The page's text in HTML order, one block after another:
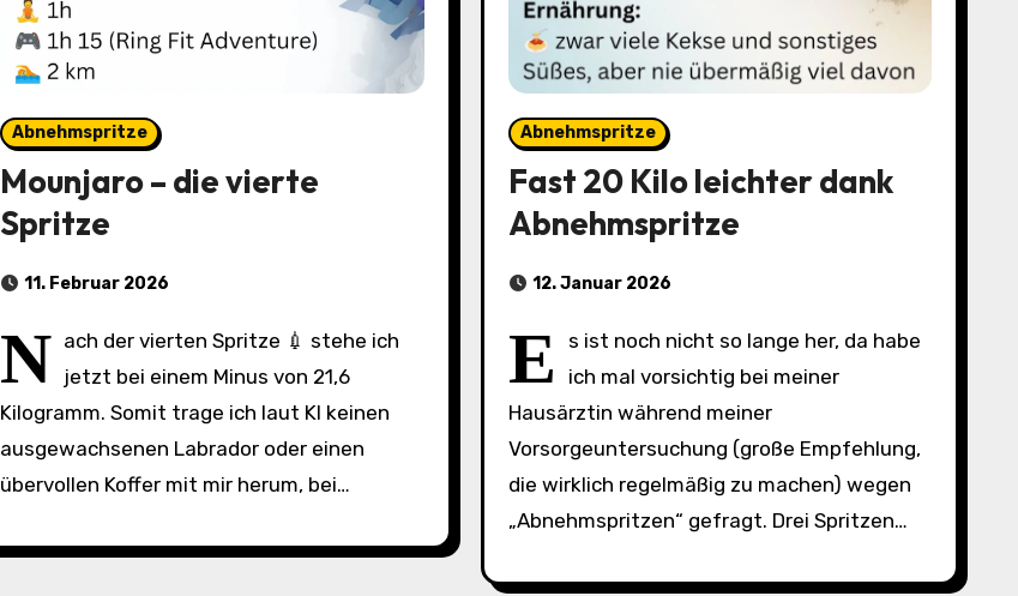
Abnehmspritze
Mounjaro – die vierte
Spritze
11. Februar 2026
N ach der vierten Spritze 💉 stehe ich
jetzt bei einem Minus von 21,6
Kilogramm. Somit trage ich laut KI keinen
ausgewachsenen Labrador oder einen
übervollen Koffer mit mir herum, bei…
Abnehmspritze
Fast 20 Kilo leichter dank
Abnehmspritze
12. Januar 2026
E
s ist noch nicht so lange her, da habe
ich mal vorsichtig bei meiner
Hausärztin während meiner
Vorsorgeuntersuchung (große Empfehlung,
die wirklich regelmäßig zu machen) wegen
„Abnehmspritzen“ gefragt. Drei Spritzen…